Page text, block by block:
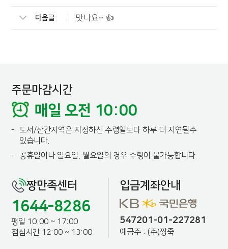
맛나요~ 👍
다음글
주문마감시간
매일 오전 10:00
-
도서/산간지역은 지정하신 수령일보다 하루 더 지연될수
있습니다.
-
공휴일이나 일요일, 월요일의 경우 수령이 불가능합니다.
짱만족센터
1644-8286
평일 10:00 ~ 17:00
점심시간 12:00 ~ 13:00
입금계좌안내
547201-01-227281
예금주 : (주)짱죽